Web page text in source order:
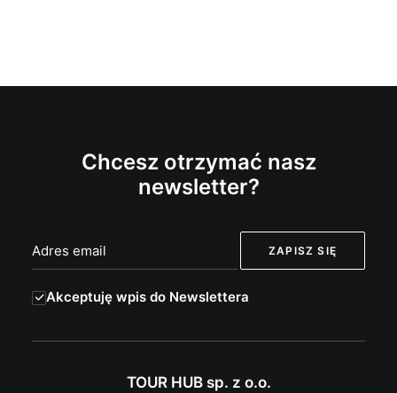
Chcesz otrzymać nasz
newsletter?
Akceptuję wpis do Newslettera
TOUR HUB sp. z o.o.